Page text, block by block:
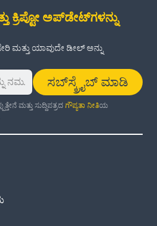
ಕ್ರಿಪ್ಟೋ ಅಪ್‌ಡೇಟ್‌ಗಳನ್ನು
ಮತ್ತು ಯಾವುದೇ ಡೀಲ್ ಅನ್ನು
ಸಬ್‌ಸ್ಕ್ರೈಬ್ ಮಾಡಿ
ಮತ್ತು ಸುದ್ದಿಪತ್ರದಗೌಪ್ಯತಾ ನೀತಿಯ